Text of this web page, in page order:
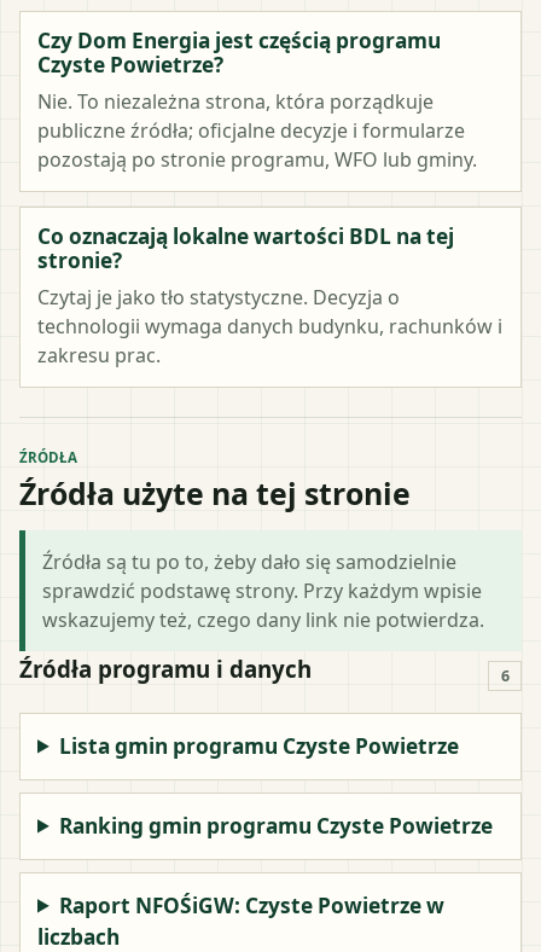
Czy Dom Energia jest częścią programu
Czyste Powietrze?
Nie. To niezależna strona, która porządkuje
publiczne źródła; oficjalne decyzje i formularze
pozostają po stronie programu, WFO lub gminy.
Co oznaczają lokalne wartości BDL na tej
stronie?
Czytaj je jako tło statystyczne. Decyzja o
technologii wymaga danych budynku, rachunków i
zakresu prac.
ŹRÓDŁA
Źródła użyte na tej stronie
Źródła są tu po to, żeby dało się samodzielnie
sprawdzić podstawę strony. Przy każdym wpisie
wskazujemy też, czego dany link nie potwierdza.
Źródła programu i danych 6
Lista gmin programu Czyste Powietrze
Ranking gmin programu Czyste Powietrze
Raport NFOŚiGW: Czyste Powietrze w
liczbach